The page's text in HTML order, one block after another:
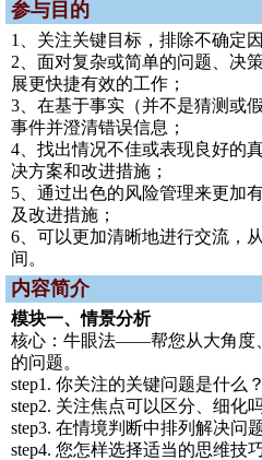
参与目的
1、关注关键目标，排除不确定
2、面对复杂或简单的问题、决
展更快捷有效的工作；
3、在基于事实（并不是猜测或
事件并澄清错误信息；
4、找出情况不佳或表现良好的
决方案和改进措施；
5、通过出色的风险管理来更加
及改进措施；
6、可以更加清晰地进行交流，
间。
内容简介
模块一、情景分析
核心：牛眼法——帮您从大角度
的问题。
step1. 你关注的关键问题是什么？
step2. 关注焦点可以区分、细化
step3. 在情境判断中排列解决问
step4. 您怎样选择适当的思维技